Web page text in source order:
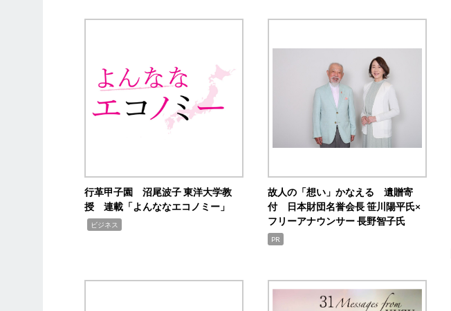
行革甲子園 沼尾波子 東洋大学教
授 連載「よんななエコノミー」
ビジネス
故人の「想い」かなえる 遺贈寄
付 日本財団名誉会長 笹川陽平氏×
フリーアナウンサー 長野智子氏
PR